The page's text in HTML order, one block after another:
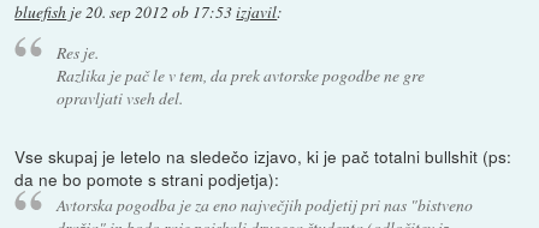
bluefish je20. sep 2012 ob 17:53izjavil:
Res je.
Razlika je pač le v tem, da prek avtorske pogodbe ne gre
opravljati vseh del.
Vse skupaj je letelo na sledečo izjavo, ki je pač totalni bullshit (ps:
da ne bo pomote s strani podjetja):
Avtorska pogodba je za eno največjih podjetij pri nas "bistveno